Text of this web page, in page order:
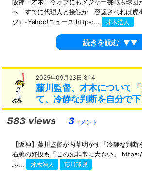
阪神・才木 今オフにもメジャー挑戦も球団
へ すでに代理人と接触か 容認されれば虎4
ツ）-Yahoo!ニュース https:...
才木浩人
続きを読む ▼▼
2025年09月23日 8:14
藤川監督、才木について
て、冷静な判断を自分で下
583 views 3コメント
【阪神】藤川監督が内幕明かす「冷静な判
右腕の好投も「この先非常に大きい」
ふ...
才木浩人 藤川球児